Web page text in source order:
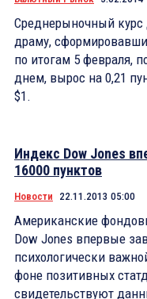
Среднерыночный
драму,
по итогам 5 февраля,
днем, вырос на 0,21
$1.
Индекс Dow Jones
16000 пунктов
Новости 22.11.2013 05:00
Американские
Dow Jones впервые
психологически
фоне позитивных
свидетельствуют